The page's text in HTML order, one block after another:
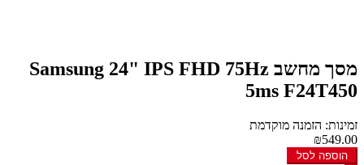
מסך מחשב Samsung 24" IPS FHD 75Hz
5ms F24T450
זמינות: הזמנה מוקדמת
₪549.00
הוספה לסל